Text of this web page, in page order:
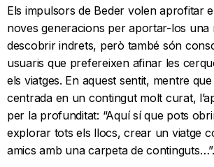
Els impulsors de Beder volen aprofitar
noves generacions per aportar-los una
descobrir indrets, però també són
usuaris que prefereixen afinar les
els viatges. En aquest sentit, mentre
centrada en un contingut molt curat,
per la profunditat: “Aquí sí que pots
explorar tots els llocs, crear un viatge
amics amb una carpeta de continguts…”.